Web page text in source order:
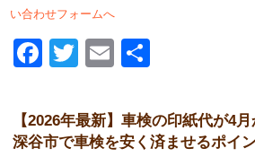
い合わせフォームへ
Facebook
TwitterEmail
【2026年最新】車検の印紙代が4
深谷市で車検を安く済ませるポイ